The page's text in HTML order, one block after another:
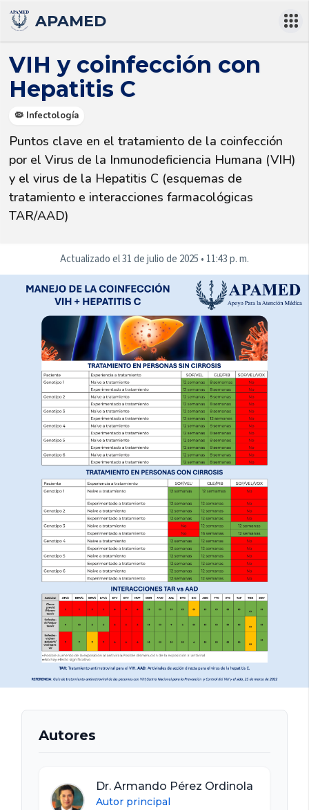
APAMED
VIH y coinfección con
Hepatitis C
🦠 Infectología
Puntos clave en el tratamiento de la coinfección
por el Virus de la Inmunodeficiencia Humana (VIH)
y el virus de la Hepatitis C (esquemas de
tratamiento e interacciones farmacológicas
TAR/AAD)
Actualizado el31 de julio de 2025 • 11:43 p. m.
Autores
Dr. Armando Pérez Ordinola
Autor principal